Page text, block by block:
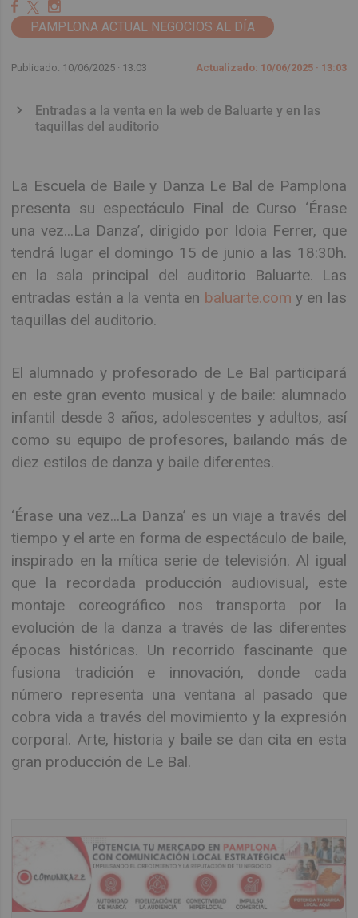
PAMPLONA ACTUAL NEGOCIOS AL DÍA
Publicado: 10/06/2025 · 13:03 Actualizado: 10/06/2025 · 13:03
Entradas a la venta en la web de Baluarte y en las
taquillas del auditorio
La Escuela de Baile y Danza Le Bal de Pamplona
presenta su espectáculo Final de Curso ‘Érase
una vez...La Danza’, dirigido por Idoia Ferrer, que
tendrá lugar el domingo 15 de junio a las 18:30h.
en la sala principal del auditorio Baluarte. Las
entradas están a la venta en baluarte.com y en las
taquillas del auditorio.
El alumnado y profesorado de Le Bal participará
en este gran evento musical y de baile: alumnado
infantil desde 3 años, adolescentes y adultos, así
como su equipo de profesores, bailando más de
diez estilos de danza y baile diferentes.
‘Érase una vez...La Danza’ es un viaje a través del
tiempo y el arte en forma de espectáculo de baile,
inspirado en la mítica serie de televisión. Al igual
que la recordada producción audiovisual, este
montaje coreográfico nos transporta por la
evolución de la danza a través de las diferentes
épocas históricas. Un recorrido fascinante que
fusiona tradición e innovación, donde cada
número representa una ventana al pasado que
cobra vida a través del movimiento y la expresión
corporal. Arte, historia y baile se dan cita en esta
gran producción de Le Bal.